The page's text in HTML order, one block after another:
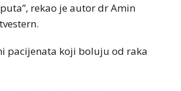
rekao je autor dr Amin
pacijenata koji boluju od raka